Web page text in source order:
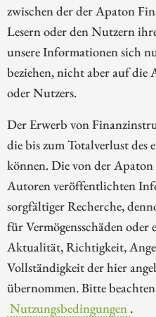
zwischen der der Apaton
Lesern oder den Nutzern
unsere Informationen sich
beziehen, nicht aber auf die
oder Nutzers.
Der Erwerb von
die bis zum Totalverlust des
können. Die von der
Autoren veröffentlichten
sorgfältiger Recherche,
für Vermögensschäden
Aktualität, Richtigkeit,
Vollständigkeit der hier
übernommen. Bitte
Nutzungsbedingungen .